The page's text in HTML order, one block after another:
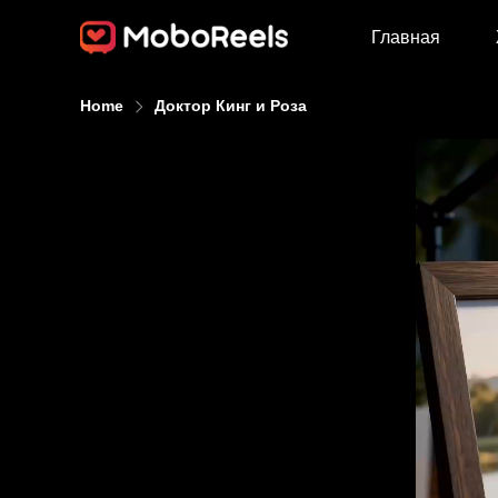
Главная
Home Доктор Кинг и Роза